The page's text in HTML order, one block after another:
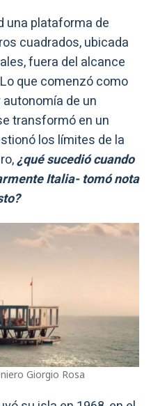
una plataforma de
cuadrados, ubicada
fuera del alcance
que comenzó como
de un
transformó en un
los límites de la
¿qué sucedió cuando
Italia- tomó nota
Giorgio Rosa